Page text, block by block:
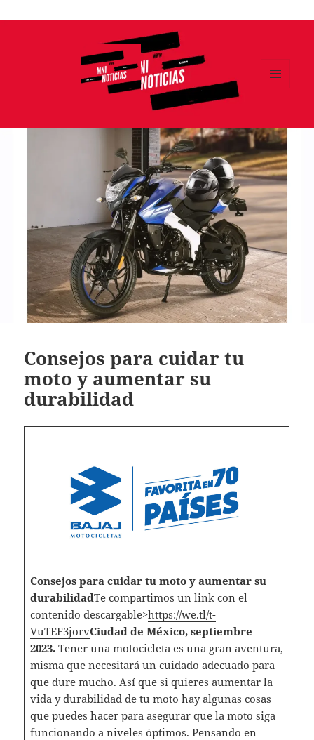
Ir
Consejos para cuidar tu
moto y aumentar su
durabilidad
Consejos para cuidar tu moto y aumentar su
durabilidadTe compartimos un link con el
contenido descargable>https://we.tl/t-
VuTEF3jorvCiudad de México, septiembre
2023. Tener una motocicleta es una gran aventura,
misma que necesitará un cuidado adecuado para
que dure mucho. Así que si quieres aumentar la
vida y durabilidad de tu moto hay algunas cosas
que puedes hacer para asegurar que la moto siga
funcionando a niveles óptimos. Pensando en